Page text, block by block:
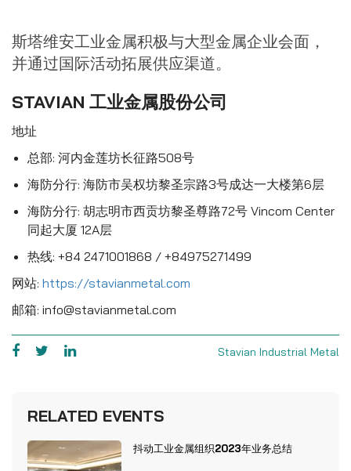
斯塔维安工业金属积极与大型金属企业会面，
并通过国际活动拓展供应渠道。
STAVIAN 工业金属股份公司
地址
总部: 河内金莲坊长征路508号
海防分行: 海防市吴权坊黎圣宗路3号成达一大楼第6层
海防分行: 胡志明市西贡坊黎圣尊路72号 Vincom Center
同起大厦 12A层
热线: +84 2471001868 / +84975271499
网站: https://stavianmetal.com
邮箱: info@stavianmetal.com
Stavian Industrial Metal
RELATED EVENTS
抖动工业金属组织2023年业务总结